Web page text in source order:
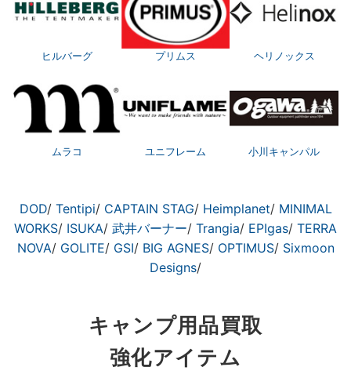
ヒルバーグ プリムス ヘリノックス
ムラコ ユニフレーム 小川キャンパル
DOD/ Tentipi/ CAPTAIN STAG/ Heimplanet/ MINIMAL
WORKS/ ISUKA/ 武井バーナー/ Trangia/ EPIgas/ TERRA
NOVA/ GOLITE/ GSI/ BIG AGNES/ OPTIMUS/ Sixmoon
Designs/
キャンプ用品買取
強化アイテム